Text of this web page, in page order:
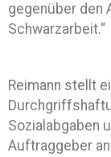
gegenüber den
Schwarzarbeit.“
Reimann stellt
Sozialabgaben
Auftraggeber